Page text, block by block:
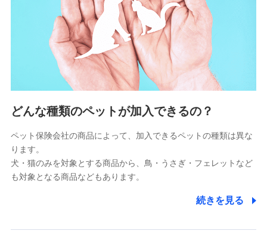
供し、金融商品等の契約を勧奨するため
アンケートやキャンペーン等の実施のため
上記に係る連絡・手続き・管理等付帯業務を行うため
5.通話録音にて取得する情報
電話対応の品質向上およびお問合せ内容の正確な把握のため
6.採用応募者の個人情報
7.社員（従業者）の個人情報
人事･勤怠･健康・労務等の管理、給与支給、福利厚生・採用
退職関連処理等の各種手続きのため、当社と従業員または従
どんな種類のペットが加入できるの？
ペット保険会社の商品によって、加入できるペットの種類は異な
ります。
犬・猫のみを対象とする商品から、鳥・うさぎ・フェレットなど
も対象となる商品などもあります。
続きを見る